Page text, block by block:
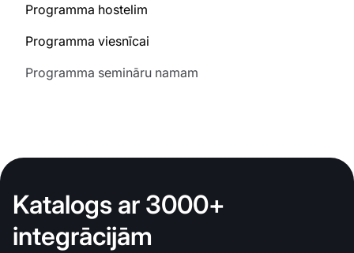
Programma hostelim
Programma viesnīcai
Programma semināru namam
Katalogs ar 3000+
integrācijām